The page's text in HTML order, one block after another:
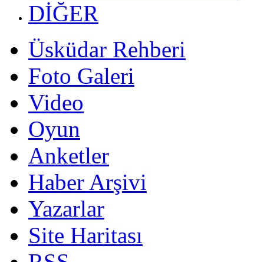
DİĞER
Üsküdar Rehberi
Foto Galeri
Video
Oyun
Anketler
Haber Arşivi
Yazarlar
Site Haritası